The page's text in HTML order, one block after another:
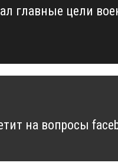
главные цели
на вопросы